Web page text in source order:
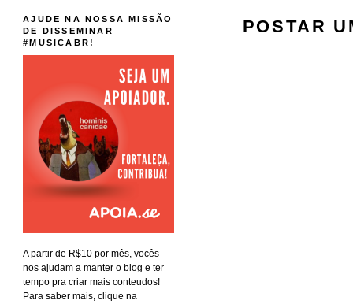
POSTAR
AJUDE NA NOSSA MISSÃO
DE DISSEMINAR
#MUSICABR!
A partir de R$10 por mês, vocês
nos ajudam a manter o blog e ter
tempo pra criar mais conteudos!
Para saber mais, clique na